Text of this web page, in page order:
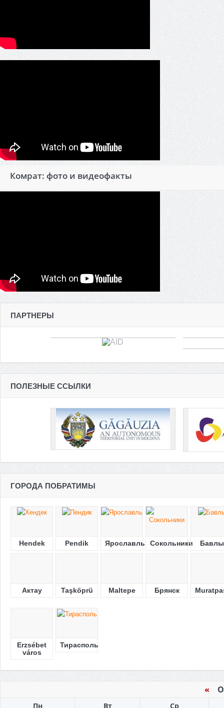
Комрат: фото и видеофакты
ПАРТНЕРЫ
ПОЛЕЗНЫЕ ССЫЛКИ
ГОРОДА ПОБРАТИМЫ
Hendek Pendik Ярославль Сокольники Бавлы
Актау Taşköprü Maltepe Брянск
Erzsébet
város
Тирасполь
«
Пн Вт Ср